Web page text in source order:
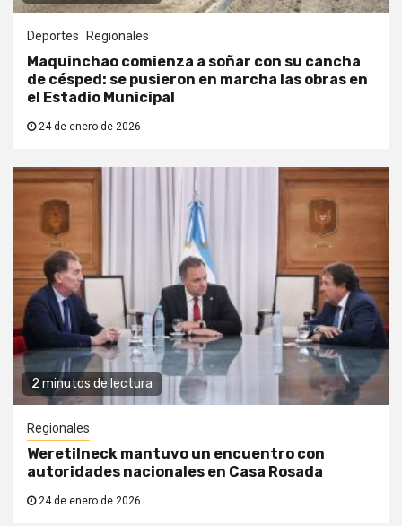
Deportes Regionales
Maquinchao comienza a soñar con su cancha
de césped: se pusieron en marcha las obras en
el Estadio Municipal
24 de enero de 2026
2 minutos de lectura
Regionales
Weretilneck mantuvo un encuentro con
autoridades nacionales en Casa Rosada
24 de enero de 2026